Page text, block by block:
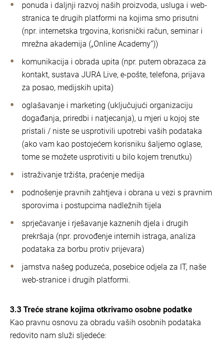
ponuda i daljnji razvoj naših proizvoda, usluga i web-
stranica te drugih platformi na kojima smo prisutni
(npr. internetska trgovina, korisnički račun, seminar i
mrežna akademija („Online Academy”))
komunikacija i obrada upita (npr. putem obrazaca za
kontakt, sustava JURA Live, e-pošte, telefona, prijava
za posao, medijskih upita)
oglašavanje i marketing (uključujući organizaciju
događanja, priredbi i natjecanja), u mjeri u kojoj ste
pristali / niste se usprotivili upotrebi vaših podataka
(ako vam kao postojećem korisniku šaljemo oglase,
tome se možete usprotiviti u bilo kojem trenutku)
istraživanje tržišta, praćenje medija
podnošenje pravnih zahtjeva i obrana u vezi s pravnim
sporovima i postupcima nadležnih tijela
sprječavanje i rješavanje kaznenih djela i drugih
prekršaja (npr. provođenje internih istraga, analiza
podataka za borbu protiv prijevara)
jamstva našeg poduzeća, posebice odjela za IT, naše
web-stranice i drugih platformi.
3.3 Treće strane kojima otkrivamo osobne podatke
Kao pravnu osnovu za obradu vaših osobnih podataka
redovito nam služi sljedeće: